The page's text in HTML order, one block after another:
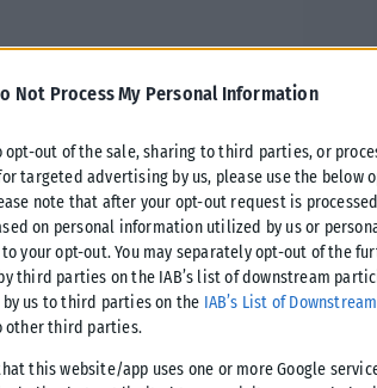
Not Process My Personal Information
opt-out of the sale, sharing to third parties, or
targeted advertising by us, please use the below
note that after your opt-out request is
on personal information utilized by us or
your opt-out. You may separately opt-out of the
third parties on the IAB’s list of downstream
by us to third parties on the IAB’s List of
other third parties.
this website/app uses one or more Google
και νέα μείωση των
σύμφωνα με πηγές του
αυξήθηκαν κατά 20% σε σύγκριση με το